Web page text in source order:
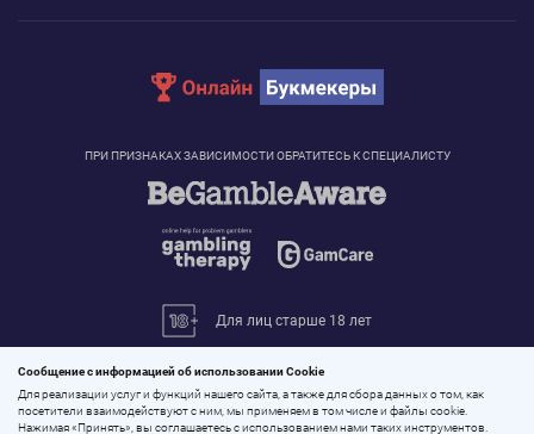
ПРИ ПРИЗНАКАХ ЗАВИСИМОСТИ ОБРАТИТЕСЬ К СПЕЦИАЛИСТУ
Для лиц старше 18 лет
Сообщение с информацией об использовании Cookie
Для реализации услуг и функций нашего сайта, а также для сбора данных о том, как
посетители взаимодействуют с ним, мы применяем в том числе и файлы cookie.
Нажимая «Принять», вы соглашаетесь с использованием нами таких инструментов.